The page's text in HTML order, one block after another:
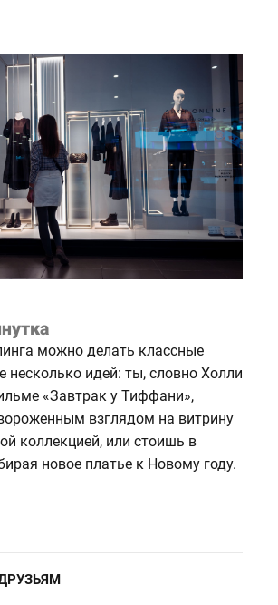
можно делать классные
несколько идей: ты, словно Холли
«Завтрак у Тиффани»,
взглядом на витрину
коллекцией, или стоишь в
новое платье к Новому году.